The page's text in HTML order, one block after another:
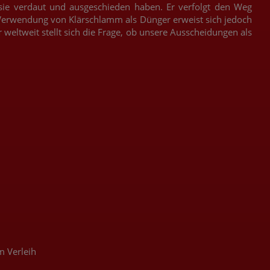
verdaut und ausgeschieden haben. Er verfolgt den Weg
von Klärschlamm als Dünger erweist sich jedoch
stellt sich die Frage, ob unsere Ausscheidungen als
Verleih